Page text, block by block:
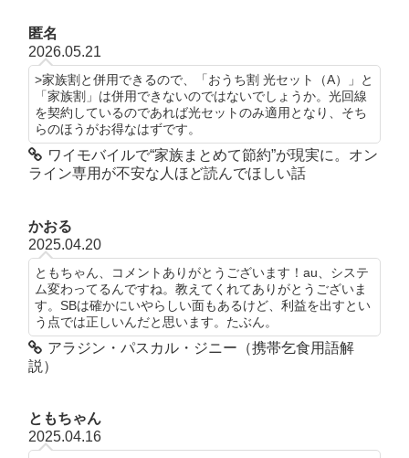
匿名
2026.05.21
>家族割と併用できるので、「おうち割 光セット（A）」と
「家族割」は併用できないのではないでしょうか。光回線
を契約しているのであれば光セットのみ適用となり、そち
らのほうがお得なはずです。
ワイモバイルで“家族まとめて節約”が現実に。オン
ライン専用が不安な人ほど読んでほしい話
かおる
2025.04.20
ともちゃん、コメントありがとうございます！au、システ
ム変わってるんですね。教えてくれてありがとうございま
す。SBは確かにいやらしい面もあるけど、利益を出すとい
う点では正しいんだと思います。たぶん。
アラジン・パスカル・ジニー（携帯乞食用語解
説）
ともちゃん
2025.04.16